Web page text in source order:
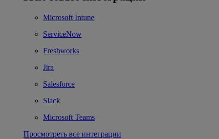
Microsoft Intune
ServiceNow
Freshworks
Jira
Salesforce
Slack
Microsoft Teams
Просмотреть все интеграции